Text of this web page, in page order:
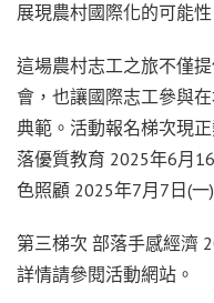
展現農村國際化的可能性
這場農村志工之旅不僅
會，也讓國際志工參與
典範。活動報名梯次現
落優質教育 2025年6月 16
色照顧 2025年7月 7 日 (一
第三梯次 部落手感經濟
詳情請參閱活動網站。